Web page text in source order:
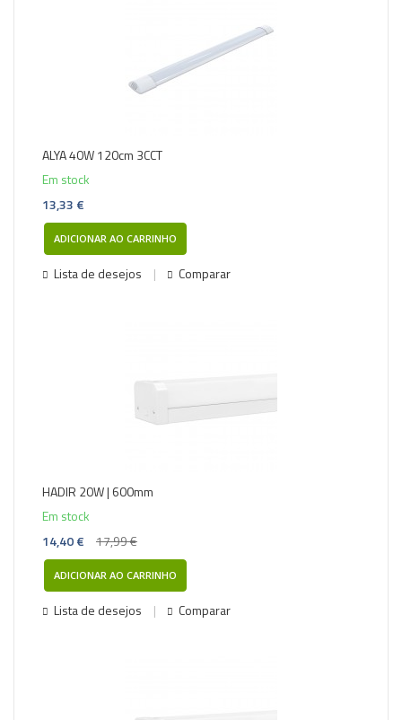
ALYA 40W 120cm 3CCT
Em stock
13,33 €
ADICIONAR AO CARRINHO
Lista de desejos Comparar
HADIR 20W | 600mm
Em stock
14,40 €
17,99 €
ADICIONAR AO CARRINHO
Lista de desejos Comparar